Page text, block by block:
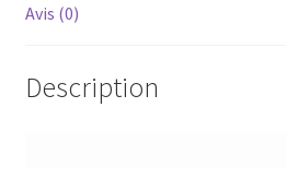
Avis (0)
Description